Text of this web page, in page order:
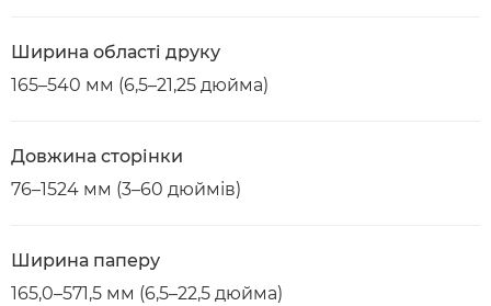
Ширина області друку
165–540 мм (6,5–21,25 дюйма)
Довжина сторінки
76–1524 мм (3–60 дюймів)
Ширина паперу
165,0–571,5 мм (6,5–22,5 дюйма)